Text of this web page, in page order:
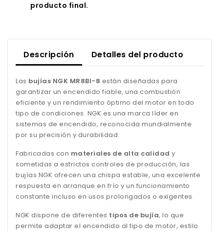
producto final.
Descripción Detalles del producto
Las bujías NGK MR8BI-8 están diseñadas para
garantizar un encendido fiable, una combustión
eficiente y un rendimiento óptimo del motor en todo
tipo de condiciones. NGK es una marca líder en
sistemas de encendido, reconocida mundialmente
por su precisión y durabilidad.
Fabricadas con materiales de alta calidad y
sometidas a estrictos controles de producción, las
bujías NGK ofrecen una chispa estable, una excelente
respuesta en arranque en frío y un funcionamiento
constante incluso en usos prolongados o exigentes.
NGK dispone de diferentes tipos de bujía, lo que
permite adaptar el encendido al tipo de motor, estilo